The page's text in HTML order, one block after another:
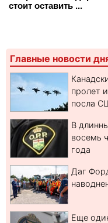
стоит оставить ...
Главные новости
пролет
посла
В
восемь
года
Даг
Еще